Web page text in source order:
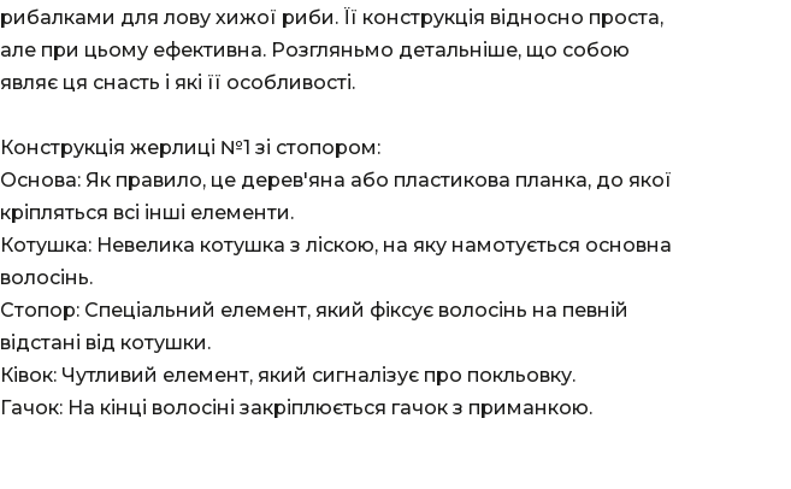
рибалками для лову хижої риби. Її конструкція відносно проста,
але при цьому ефективна. Розгляньмо детальніше, що собою
являє ця снасть і які її особливості.
Конструкція жерлиці №1 зі стопором:
Основа: Як правило, це дерев'яна або пластикова планка, до якої
кріпляться всі інші елементи.
Котушка: Невелика котушка з ліскою, на яку намотується основна
волосінь.
Стопор: Спеціальний елемент, який фіксує волосінь на певній
відстані від котушки.
Ківок: Чутливий елемент, який сигналізує про покльовку.
Гачок: На кінці волосіні закріплюється гачок з приманкою.